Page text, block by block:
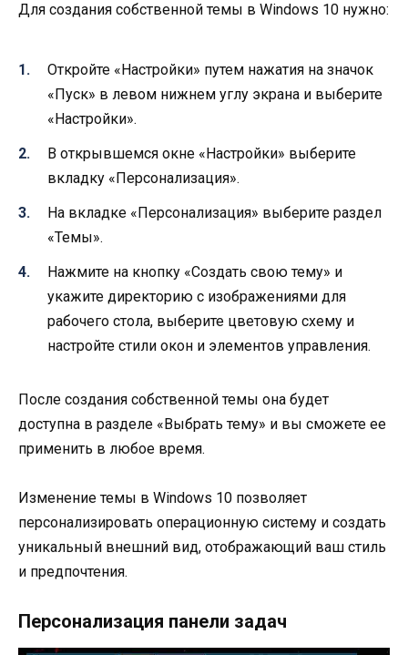
Для создания собственной темы в Windows 10 нужно:
Откройте «Настройки» путем нажатия на значок
«Пуск» в левом нижнем углу экрана и выберите
«Настройки».
В открывшемся окне «Настройки» выберите
вкладку «Персонализация».
На вкладке «Персонализация» выберите раздел
«Темы».
Нажмите на кнопку «Создать свою тему» и
укажите директорию с изображениями для
рабочего стола, выберите цветовую схему и
настройте стили окон и элементов управления.
После создания собственной темы она будет
доступна в разделе «Выбрать тему» и вы сможете ее
применить в любое время.
Изменение темы в Windows 10 позволяет
персонализировать операционную систему и создать
уникальный внешний вид, отображающий ваш стиль
и предпочтения.
Персонализация панели задач